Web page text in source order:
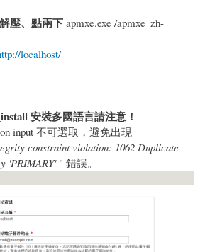
壓、點兩下 apmxe.exe /apmxe_zh-
localhost/
安裝多國語言請注意！
input 不可選取，避免出現
constraint violation: 1062 Duplicate
'PRIMARY'" 錯誤。